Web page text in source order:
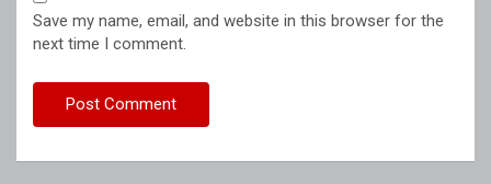
Save my name, email, and website in this browser for the
next time I comment.